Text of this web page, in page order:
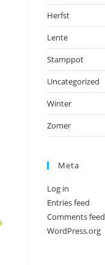
Herfst
Lente
Stamppot
Uncategorized
Winter
Zomer
Meta
Log in
Entries feed
Comments feed
WordPress.org